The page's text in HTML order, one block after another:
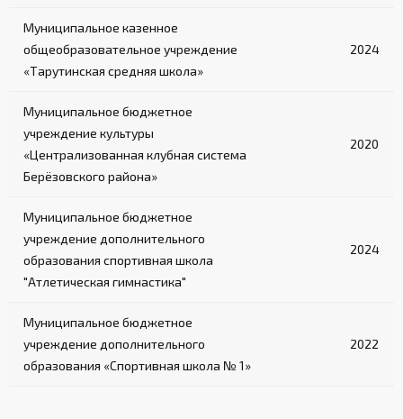
Муниципальное казенное
общеобразовательное учреждение
«Тарутинская средняя школа»
2024
Муниципальное бюджетное
учреждение культуры
«Централизованная клубная система
Берёзовского района»
2020
Муниципальное бюджетное
учреждение дополнительного
образования спортивная школа
"Атлетическая гимнастика"
2024
Муниципальное бюджетное
учреждение дополнительного
образования «Спортивная школа № 1»
2022